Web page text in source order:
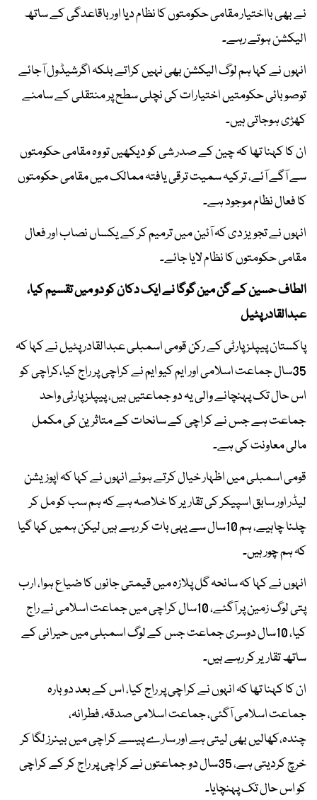
نے بھی بااختیار مقامی حکومتوں کا نظام دیا اور باقاعدگی کے ساتھ
الیکشن ہوتے رہے۔
انہوں نے کہا ہم لوگ الیکشن بھی نہیں کراتے بلکہ اگرشیڈول آجائے
توصوبائی حکومتیں اختیارات کی نچلی سطح پر منتقلی کے سامنے
کھڑی ہوجاتی ہیں۔
ان کا کہنا تھا کہ چین کے صدر شی کو دیکھیں تو وہ مقامی حکومتوں
سے آگے آئے، ترکیہ سمیت ترقی یافتہ ممالک میں مقامی حکومتوں
کا فعال نظام موجود ہے۔
انہوں نے تجویز دی کہ آئین میں ترمیم کر کے یکساں نصاب اور فعال
مقامی حکومتوں کا نظام لایا جائے۔
الطاف حسین کے گن مین گوگا نے ایک دکان کو دو میں تقسیم کیا،
عبدالقادر پٹیل
پاکستان پیپلز پارٹی کے رکن قومی اسمبلی عبدالقادر پٹیل نے کہا کہ
35سال جماعت اسلامی اور ایم کیو ایم نے کراچی پر راج کیا،کراچی کو
اس حال تک پہنچانے والی یہ دو جماعتیں ہیں، پیپلز پارٹی واحد
جماعت ہے جس نے کراچی کے سانحات کے متاثرین کی مکمل
مالی معاونت کی ہے۔
قومی اسمبلی میں اظہار خیال کرتے ہوئے انہوں نے کہا کہ اپوزیشن
لیڈر اور سابق اسپیکر کی تقاریر کا خلاصہ ہے کہ ہم سب کو مل کر
چلنا چاہیے، ہم 10سال سے یہی بات کر رہے ہیں لیکن ہمیں کہا گیا
کہ ہم چور ہیں۔
انہوں نے کہا کہ سانحہ گل پلازہ میں قیمتی جانوں کا ضیاع ہوا، ارب
پتی لوگ زمین پر آگئے، 10سال کراچی میں جماعت اسلامی نے راج
کیا، 10سال دوسری جماعت جس کے لوگ اسمبلی میں حیرانی کے
ساتھ تقاریر کر رہے ہیں۔
ان کا کہنا تھا کہ انہوں نے کراچی پر راج کیا، اس کے بعد دوبارہ
جماعت اسلامی آگئی، جماعت اسلامی صدقہ، فطرانہ،
چندہ،کھالیں بھی لیتی ہے اور سارے پیسے کراچی میں بینرز لگا کر
خرچ کردیتی ہے، 35سال دو جماعتوں نے کراچی پر راج کر کے کراچی
کو اس حال تک پہنچایا۔